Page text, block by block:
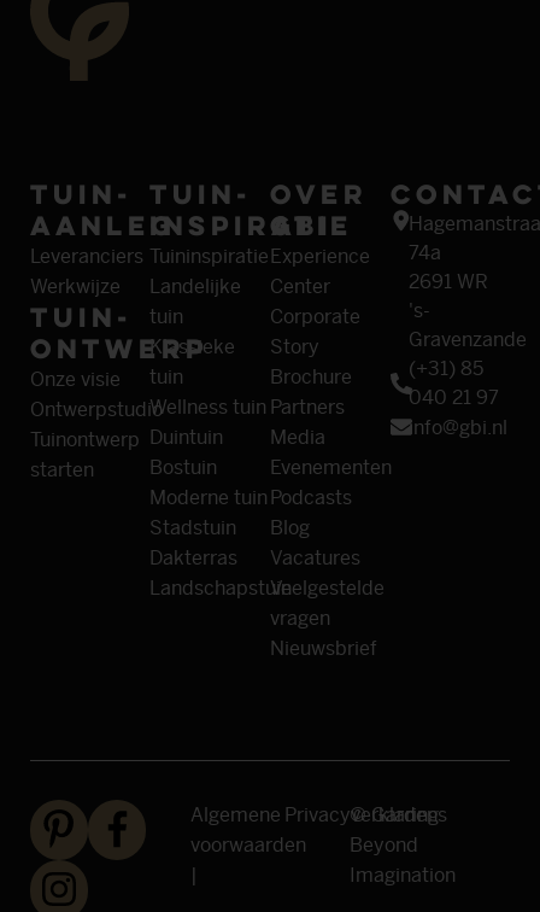
Tuin­
aanleg
Leveranciers
Werkwijze
Tuin­
ontwerp
Onze visie
Ontwerpstudio
Tuinontwerp
starten
Tuin­
inspiratie
Tuininspiratie
Landelijke
tuin
Klassieke
tuin
Wellness tuin
Duintuin
Bostuin
Moderne tuin
Stadstuin
Dakterras
Landschapstuin
Over
GBI
Experience
Center
Corporate
Story
Brochure
Partners
Media
Evenementen
Podcasts
Blog
Vacatures
Veelgestelde
vragen
Nieuwsbrief
74a
2691 WR
's-
Gravenzande
(+31) 85
040 21 97
info@gbi.nl
© Gardens
Beyond
Imagination
Algemene
voorwaarden
|
Privacyverklaring